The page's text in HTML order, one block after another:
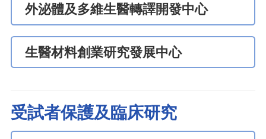
外泌體及多維生醫轉譯開發中心
生醫材料創業研究發展中心
受試者保護及臨床研究